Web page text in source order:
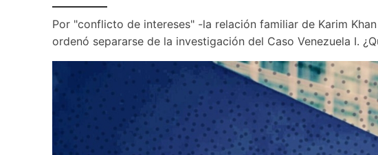
Por "conflicto de intereses" -la relación familiar de Karim
ordenó separarse de la investigación del Caso Venezuela I.